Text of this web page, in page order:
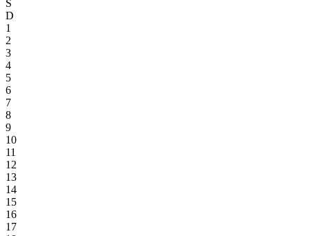
S
D
1
2
3
4
5
6
7
8
9
10
11
12
13
14
15
16
17